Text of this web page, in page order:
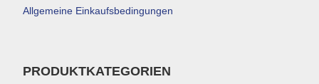
Allgemeine Einkaufsbedingungen
PRODUKTKATEGORIEN